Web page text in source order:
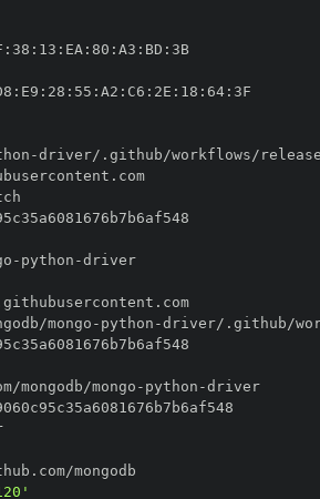
: 38 : 13 : EA : 80 : A3 : BD :
3B
: E9 : 28 : 55 : A2 : C6 : 2E : 18 : 64:
-driver/.github/workflows/release
//token.actions.githubusercontent.com
- python -
driver
//token.actions.githubusercontent.com
mongo - python -driver/.github/
mongodb/mongo- python -
driver
refs/heads/master